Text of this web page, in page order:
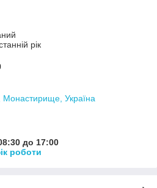
рік
Монастирище, Україна
до 17:00
роботи